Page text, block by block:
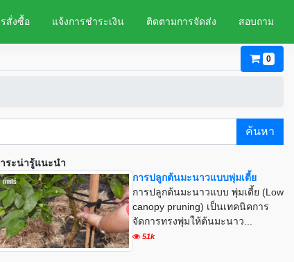
สั่งซื้อ แจ้งการชำระเงิน ติดตามการจัดส่ง สอบถาม
0
ค้นหา
ระน่ารู้แนะนำ
การปลูกต้นมะนาวแบบพุ่มเตี้ย
การปลูกต้นมะนาวแบบ พุ่มเตี้ย (Low
canopy pruning) เป็นเทคนิคการ
จัดการทรงพุ่มให้ต้นมะนาว...
51k